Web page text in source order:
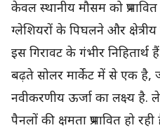
केवल स्थानीय मौसम को
ग्लेशियरों के पिघलने और क्षेत्रीय
इस गिरावट के गंभीर
बढ़ते सोलर मार्केट में से एक है,
नवीकरणीय ऊर्जा का लक्ष्य है.
पैनलों की क्षमता प्रभावित हो